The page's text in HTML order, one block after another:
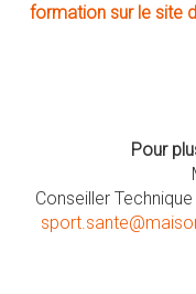
formation sur le site
Pour
Conseiller